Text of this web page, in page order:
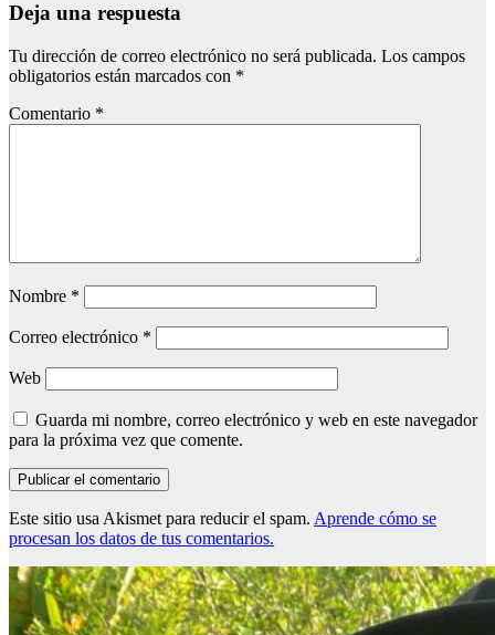
Deja una respuesta
Tu dirección de correo electrónico no será publicada. Los campos
obligatorios están marcados con *
Comentario *
Nombre *
Correo electrónico *
Web
Guarda mi nombre, correo electrónico y web en este navegador
para la próxima vez que comente.
Este sitio usa Akismet para reducir el spam. Aprende cómo se
procesan los datos de tus comentarios.